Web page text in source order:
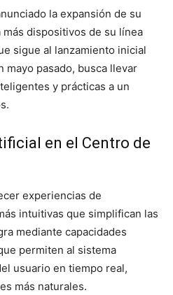
la expansión de su
más dispositivos de su línea
sigue al lanzamiento inicial
mayo pasado, busca llevar
y prácticas a un
en el Centro de
experiencias de
intuitivas que simplifican las
mediante capacidades
permiten al sistema
usuario en tiempo real,
más naturales.